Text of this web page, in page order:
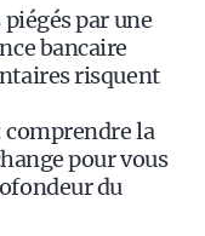
par une
bancaire
risquent
comprendre la
pour vous
du